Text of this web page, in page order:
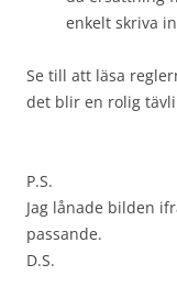
enkelt skriva
Se till att läsa
det blir en rolig
P.S.
Jag lånade bilden
passande.
D.S.